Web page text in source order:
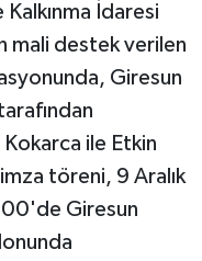
İdaresi
mali destek verilen
Giresun
ile Etkin
töreni, 9 Aralık
Giresun